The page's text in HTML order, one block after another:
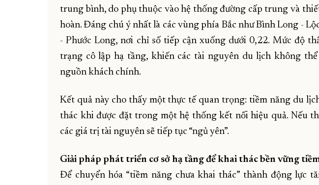
trung bình, do phụ thuộc vào hệ thống đường cấp trung và
hoàn. Đáng chú ý nhất là các vùng phía Bắc như Bình Long -
- Phước Long, nơi chỉ số tiếp cận xuống dưới 0,22. Mức độ
trạng cô lập hạ tầng, khiến các tài nguyên du lịch không
nguồn khách chính.
Kết quả này cho thấy một thực tế quan trọng: tiềm năng du
thác khi được đặt trong một hệ thống kết nối hiệu quả. Nếu
các giá trị tài nguyên sẽ tiếp tục “ngủ yên”.
Giải pháp phát triển cơ sở hạ tầng để khai thác bền vững
Để chuyển hóa “tiềm năng chưa khai thác” thành động lực